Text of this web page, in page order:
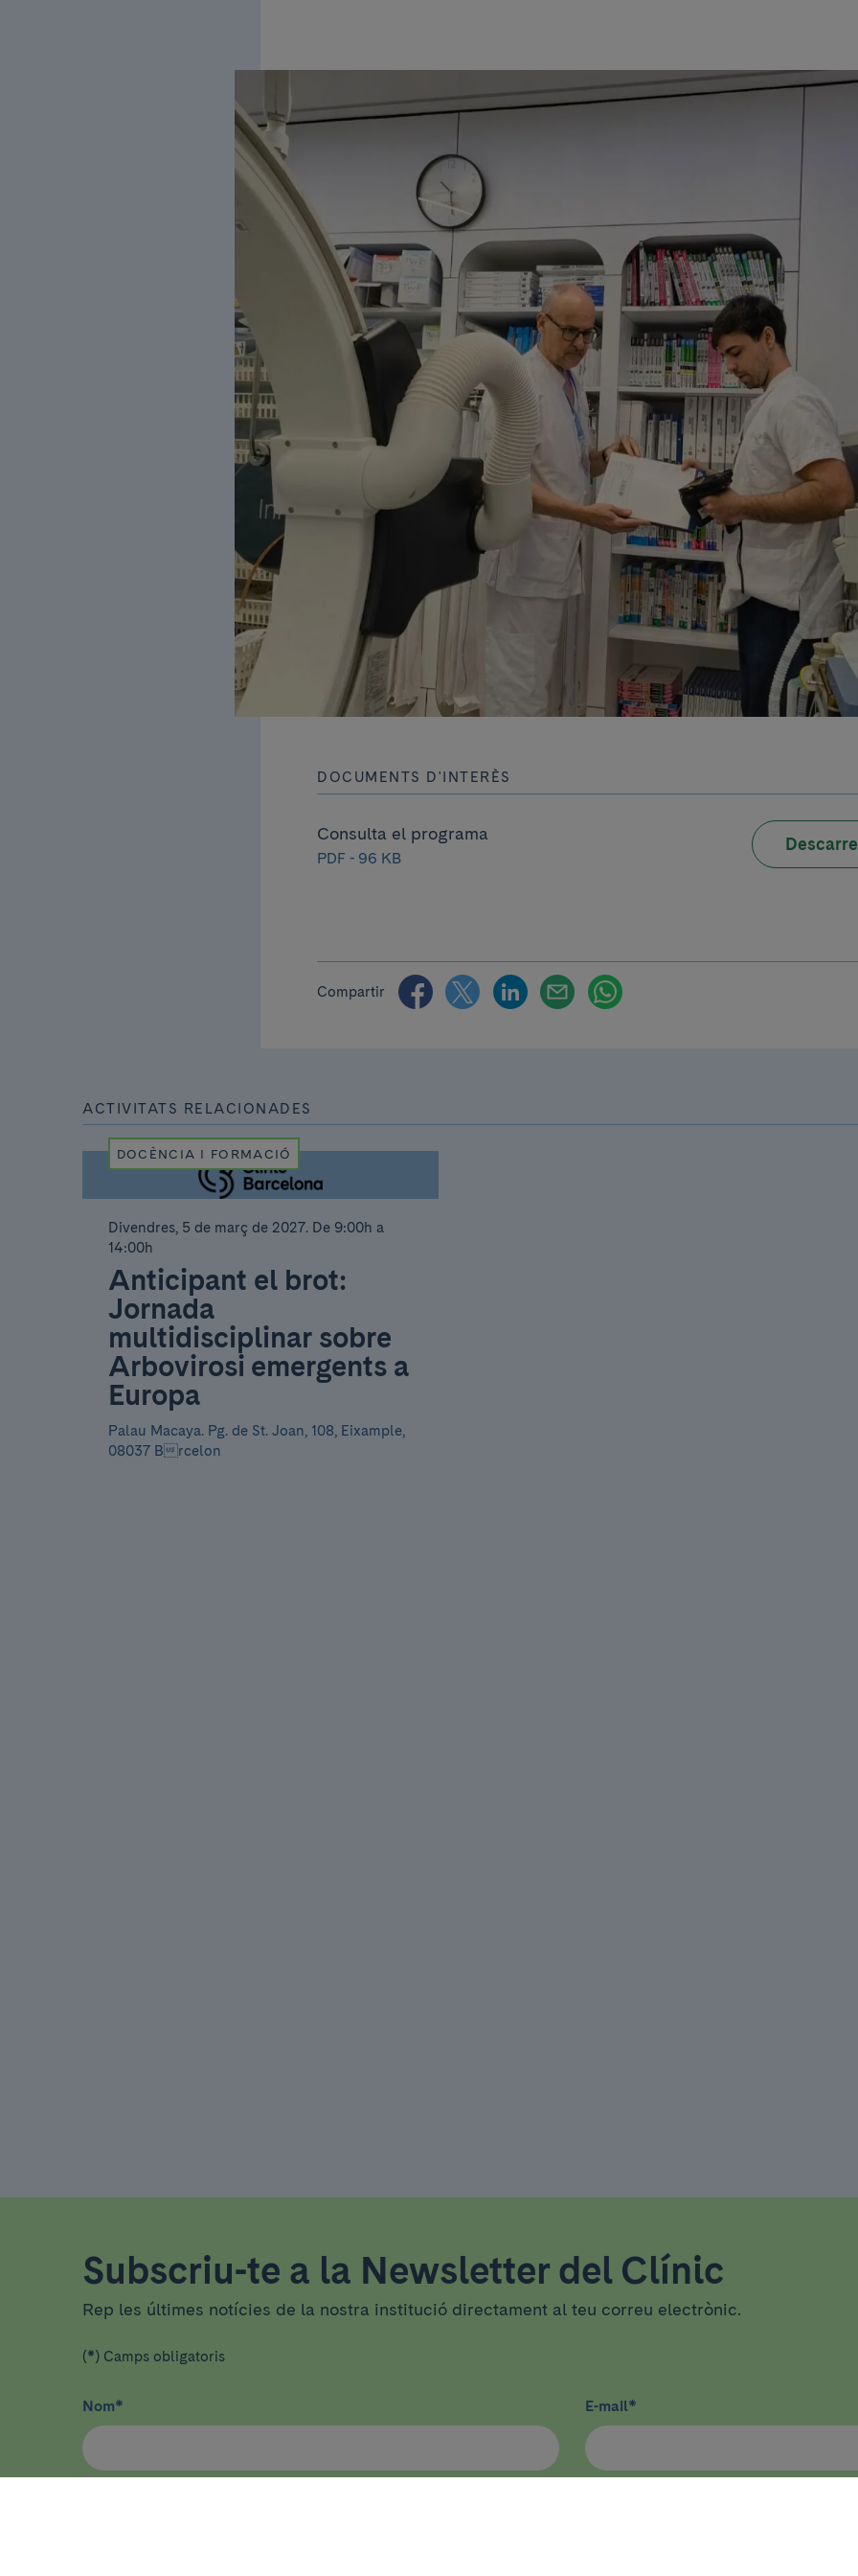
DOCUMENTS D'INTERÈS
Consulta el programa
PDF - 96 KB
Compartir
ACTIVITATS RELACIONADES
DOCÈNCIA I FORMACIÓ
Divendres, 5 de març de 2027. De 9:00h a
14:00h
Anticipant el brot:
Jornada
multidisciplinar sobre
Arbovirosi emergents a
Europa
Palau Macaya. Pg. de St. Joan, 108, Eixample,
08037 Brcelon
Subscriu-te a la Newsletter del Clínic
Rep les últimes notícies de la nostra institució directament al teu correu electrònic.
(*) Camps obligatoris
Nom* E-mail*